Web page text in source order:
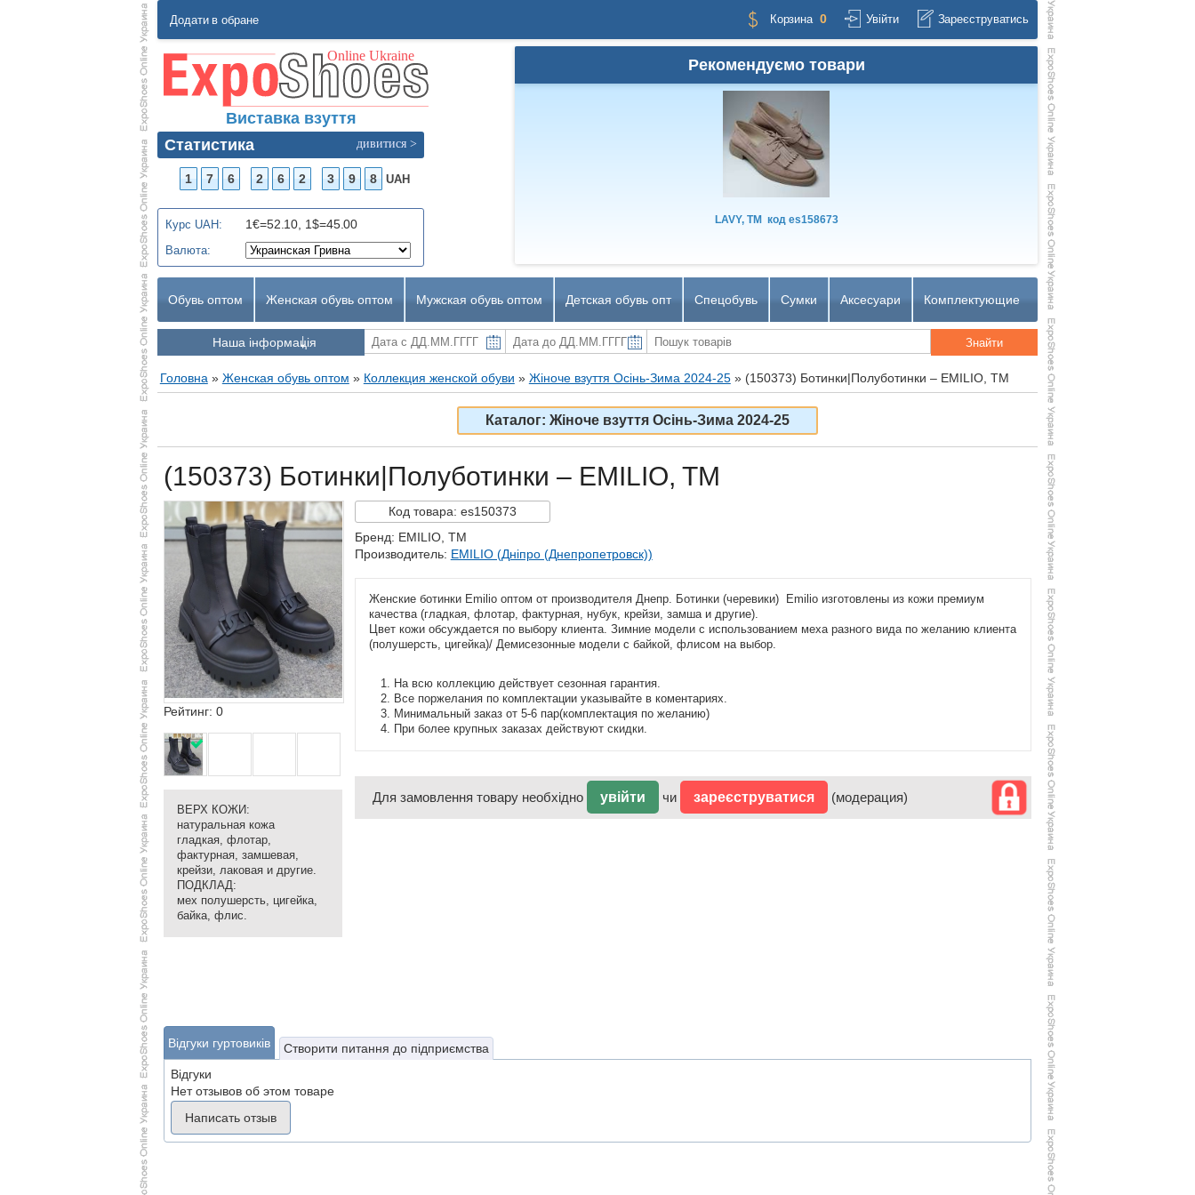
Додати в обране Корзина 0 Увійти Зареєструватись
Виставка взуття
Статистика
дивитися >
1 7 6 2 6 2 3 9 8 UAH
Курс UAH: 1€=52.10, 1$=45.00
Валюта:
Рекомендуємо товари
LAVY, TM кодes158673
Обувь оптом Женская обувь оптом Мужская обувь оптом Детская обувь опт Спецобувь Сумки Аксесуари Комплектующие
Наша інформація
Головна » Женская обувь оптом » Коллекция женской обуви » Жіноче взуття Осінь-Зима 2024-25» (150373) Ботинки|Полуботинки – EMILIO, TM
Каталог: Жіноче взуття Осінь-Зима 2024-25
(150373) Ботинки|Полуботинки – EMILIO, TM
Рейтинг: 0
ВЕРХ КОЖИ:
натуральная кожа
гладкая, флотар,
фактурная, замшевая,
крейзи, лаковая и другие.
ПОДКЛАД:
мех полушерсть, цигейка,
байка, флис.
Кодтовара: es150373
Бренд: EMILIO, TM
Производитель: EMILIO (Дніпро (Днепропетровск))
Женские ботинки Emilio оптом от производителя Днепр. Ботинки (черевики) Emilio изготовлены из кожи премиум
качества (гладкая, флотар, фактурная, нубук, крейзи, замша и другие).
Цвет кожи обсуждается по выбору клиента. Зимние модели с использованием меха разного вида по желанию клиента
(полушерсть, цигейка)/ Демисезонные модели с байкой, флисом на выбор.
На всю коллекцию действует сезонная гарантия.
Все поржелания по комплектации указывайте в коментариях.
Минимальный заказ от 5-6 пар(комплектация по желанию)
При более крупных заказах действуют скидки.
Для замовлення товару необхідно увійти чи зареєструватися (модерация)
Відгуки гуртовиків
Створити питання до підприємства
Відгуки
Нет отзывов об этом товаре
Написать отзыв